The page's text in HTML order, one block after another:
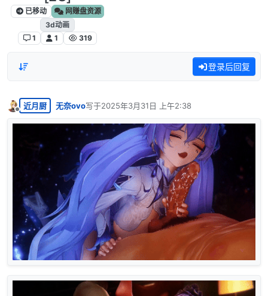
已移动
网赚盘资源
3d动画
1
1 319
登录后回复
离线
近月厨 无奈ovo写于2025年3月31日 上午2:38
最后由 编辑